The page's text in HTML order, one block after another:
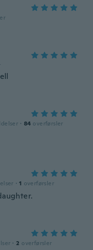
· 84 overførsler
· 1 overførsler
· 2 overførsler